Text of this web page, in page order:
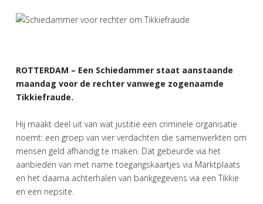
ROTTERDAM – Een Schiedammer staat aanstaande
maandag voor de rechter vanwege zogenaamde
Tikkiefraude.
Hij maakt deel uit van wat justitie een criminele organisatie
noemt: een groep van vier verdachten die samenwerkten om
mensen geld afhandig te maken. Dat gebeurde via het
aanbieden van met name toegangskaartjes via Marktplaats
en het daarna achterhalen van bankgegevens via een Tikkie
en een nepsite.